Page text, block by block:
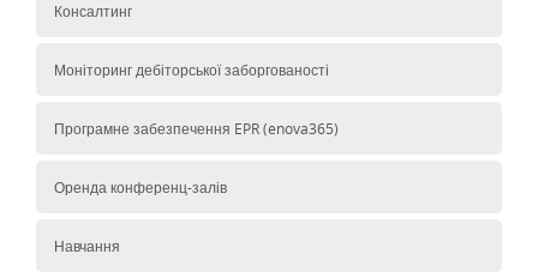
Консалтинг
Моніторинг дебіторської заборгованості
Програмне забезпечення EPR (enova365)
Оренда конференц-залів
Навчання